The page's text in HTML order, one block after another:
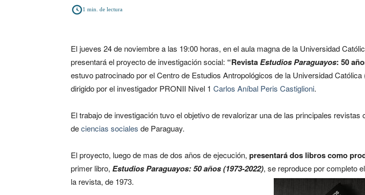
1 min. de lectura
El jueves 24 de noviembre a las 19:00 horas, en el aula magna de la Universidad
presentará el proyecto de investigación social: “RevistaEstudios Paraguayos: 50
estuvo patrocinado por el Centro de Estudios Antropológicos de la Universidad Católica
dirigido por el investigador PRONII Nivel 1 Carlos Aníbal Peris Castiglioni.
El trabajo de investigación tuvo el objetivo de revalorizar una de las principales revistas
deciencias sociales de Paraguay.
El proyecto, luego de mas de dos años de ejecución, presentará dos libros como
primer libro, Estudios Paraguayos: 50 años (1973-2022), se reproduce por completo
la revista, de 1973.